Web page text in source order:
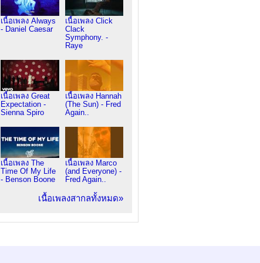
เนื้อเพลง Always
- Daniel Caesar
เนื้อเพลง Click
Clack
Symphony. -
Raye
เนื้อเพลง Great
Expectation -
Sienna Spiro
เนื้อเพลง Hannah
(The Sun) - Fred
Again..
เนื้อเพลง The
Time Of My Life
- Benson Boone
เนื้อเพลง Marco
(and Everyone) -
Fred Again..
เนื้อเพลงสากลทั้งหมด»